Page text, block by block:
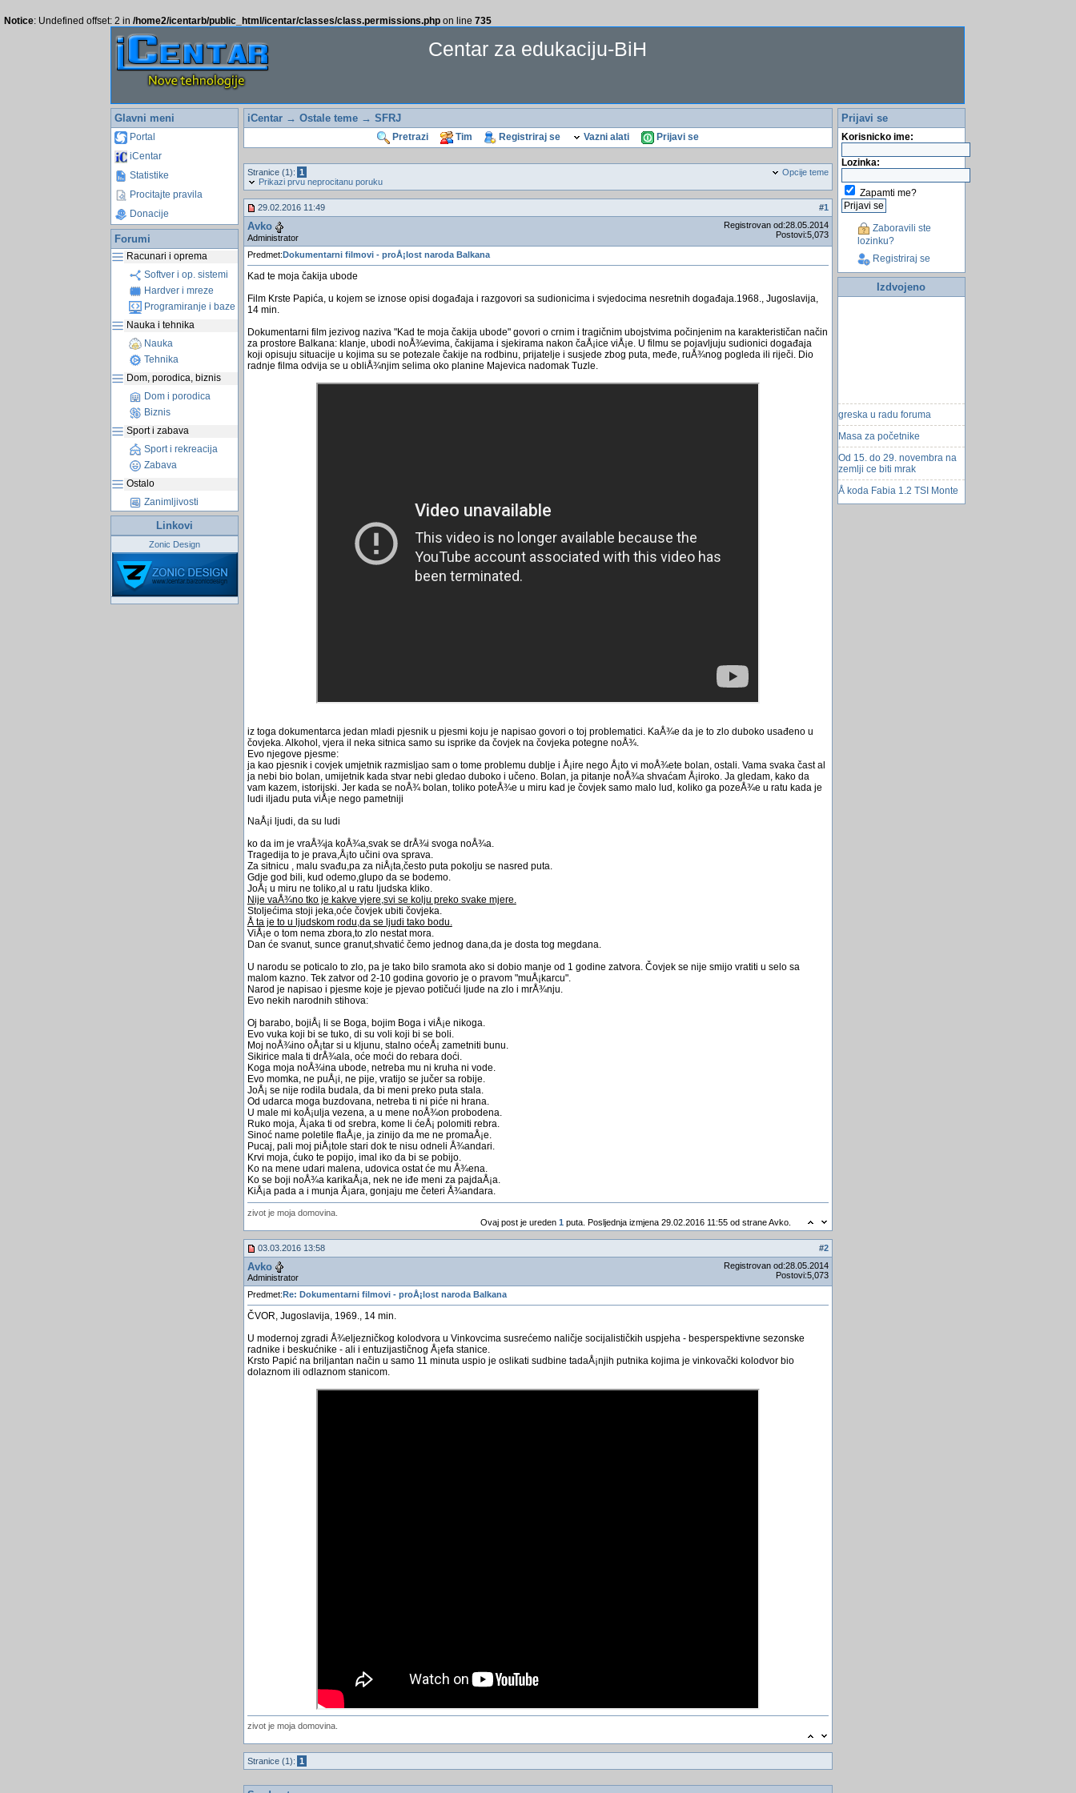
Notice: Undefined offset: 2 in /home2/icentarb/public_html/icentar/classes/class.permissions.php on line 735
Centar za edukaciju-BiH
Glavni meni
Portal
iCentar
Statistike
Procitajte pravila
Donacije
Forumi
Racunari i oprema
Softver i op. sistemi
Hardver i mreze
Programiranje i baze
Nauka i tehnika
Nauka
Tehnika
Dom, porodica, biznis
Dom i porodica
Biznis
Sport i zabava
Sport i rekreacija
Zabava
Ostalo
Zanimljivosti
Linkovi
Zonic Design
iCentar→ Ostale teme→ SFRJ
Pretrazi Tim Registriraj se Vazni alati Prijavi se
Opcije teme
Stranice (1): 1
Prikazi prvu neprocitanu poruku
#1
29.02.2016 11:49
Avko
Administrator
Registrovan od:28.05.2014
Postovi:5,073
Predmet:Dokumentarni filmovi - proÅ¡lost naroda Balkana
Kad te moja čakija ubode
Film Krste Papića, u kojem se iznose opisi događaja i razgovori sa sudionicima i svjedocima nesretnih događaja.1968., Jugoslavija,
14 min.
Dokumentarni film jezivog naziva "Kad te moja čakija ubode" govori o crnim i tragičnim ubojstvima počinjenim na karakterističan način
za prostore Balkana: klanje, ubodi noÅ¾evima, čakijama i sjekirama nakon čaÅ¡ice viÅ¡e. U filmu se pojavljuju sudionici događaja
koji opisuju situacije u kojima su se potezale čakije na rodbinu, prijatelje i susjede zbog puta, međe, ruÅ¾nog pogleda ili riječi. Dio
radnje filma odvija se u obliÅ¾njim selima oko planine Majevica nadomak Tuzle.
iz toga dokumentarca jedan mladi pjesnik u pjesmi koju je napisao govori o toj problematici. KaÅ¾e da je to zlo duboko usađeno u
čovjeka. Alkohol, vjera il neka sitnica samo su isprike da čovjek na čovjeka potegne noÅ¾.
Evo njegove pjesme:
ja kao pjesnik i covjek umjetnik razmisljao sam o tome problemu dublje i Å¡ire nego Å¡to vi moÅ¾ete bolan, ostali. Vama svaka čast al
ja nebi bio bolan, umijetnik kada stvar nebi gledao duboko i učeno. Bolan, ja pitanje noÅ¾a shvaćam Å¡iroko. Ja gledam, kako da
vam kazem, istorijski. Jer kada se noÅ¾ bolan, toliko poteÅ¾e u miru kad je čovjek samo malo lud, koliko ga pozeÅ¾e u ratu kada je
ludi iljadu puta viÅ¡e nego pametniji
NaÅ¡i ljudi, da su ludi
ko da im je vraÅ¾ja koÅ¾a,svak se drÅ¾i svoga noÅ¾a.
Tragedija to je prava,Å¡to učini ova sprava.
Za sitnicu , malu svađu,pa za niÅ¡ta,često puta pokolju se nasred puta.
Gdje god bili, kud odemo,glupo da se bodemo.
JoÅ¡ u miru ne toliko,al u ratu ljudska kliko.
Nije vaÅ¾no tko je kakve vjere,svi se kolju preko svake mjere.
Stoljećima stoji jeka,oće čovjek ubiti čovjeka.
Å ta je to u ljudskom rodu,da se ljudi tako bodu.
ViÅ¡e o tom nema zbora,to zlo nestat mora.
Dan će svanut, sunce granut,shvatić čemo jednog dana,da je dosta tog megdana.
U narodu se poticalo to zlo, pa je tako bilo sramota ako si dobio manje od 1 godine zatvora. Čovjek se nije smijo vratiti u selo sa
malom kazno. Tek zatvor od 2-10 godina govorio je o pravom "muÅ¡karcu".
Narod je napisao i pjesme koje je pjevao potičući ljude na zlo i mrÅ¾nju.
Evo nekih narodnih stihova:
Oj barabo, bojiÅ¡ li se Boga, bojim Boga i viÅ¡e nikoga.
Evo vuka koji bi se tuko, di su voli koji bi se boli.
Moj noÅ¾ino oÅ¡tar si u kljunu, stalno oćeÅ¡ zametniti bunu.
Sikirice mala ti drÅ¾ala, oće moći do rebara doći.
Koga moja noÅ¾ina ubode, netreba mu ni kruha ni vode.
Evo momka, ne puÅ¡i, ne pije, vratijo se jučer sa robije.
JoÅ¡ se nije rodila budala, da bi meni preko puta stala.
Od udarca moga buzdovana, netreba ti ni piće ni hrana.
U male mi koÅ¡ulja vezena, a u mene noÅ¾on probodena.
Ruko moja, Å¡aka ti od srebra, kome li ćeÅ¡ polomiti rebra.
Sinoć name poletile flaÅ¡e, ja zinijo da me ne promaÅ¡e.
Pucaj, pali moj piÅ¡tole stari dok te nisu odneli Å¾andari.
Krvi moja, ćuko te popijo, imal iko da bi se pobijo.
Ko na mene udari malena, udovica ostat će mu Å¾ena.
Ko se boji noÅ¾a karikaÅ¡a, nek ne iđe meni za pajdaÅ¡a.
KiÅ¡a pada a i munja Å¡ara, gonjaju me četeri Å¾andara.
zivot je moja domovina.
Ovaj post je ureden1 puta. Posljednja izmjena 29.02.2016 11:55 od strane Avko.
#2
03.03.2016 13:58
Avko
Administrator
Registrovan od:28.05.2014
Postovi:5,073
Predmet: Re: Dokumentarni filmovi - proÅ¡lost naroda Balkana
ČVOR, Jugoslavija, 1969., 14 min.
U modernoj zgradi Å¾eljezničkog kolodvora u Vinkovcima susrećemo naličje socijalističkih uspjeha - besperspektivne sezonske
radnike i beskućnike - ali i entuzijastičnog Å¡efa stanice.
Krsto Papić na briljantan način u samo 11 minuta uspio je oslikati sudbine tadaÅ¡njih putnika kojima je vinkovački kolodvor bio
dolaznom ili odlaznom stanicom.
zivot je moja domovina.
Stranice (1): 1
Prijavi se
Korisnicko ime:
Lozinka:
Zapamti me?
Zaboravili ste
lozinku?
Registriraj se
Izdvojeno
greska u radu foruma
Masa za početnike
Od 15. do 29. novembra na
zemlji ce biti mrak
Å koda Fabia 1.2 TSI Monte
Carlo